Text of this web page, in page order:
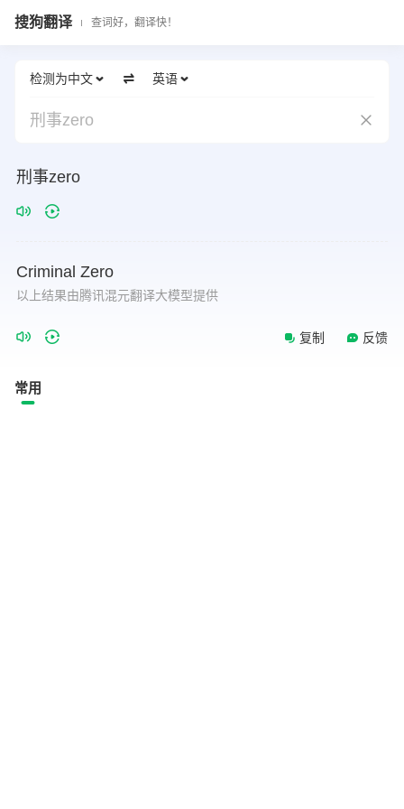
搜狗翻译 查词好，翻译快！
检测为中文 英语
刑事zero
刑事zero
Criminal Zero
以上结果由腾讯混元翻译大模型提供
复制 反馈
常用